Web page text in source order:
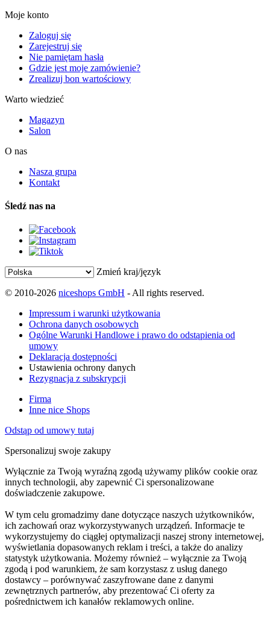
Moje konto
Zaloguj się
Zarejestruj się
Nie pamiętam hasła
Gdzie jest moje zamówienie?
Zrealizuj bon wartościowy
Warto wiedzieć
Magazyn
Salon
O nas
Nasza grupa
Kontakt
Śledź nas na
Zmień kraj/język
© 2010-2026 niceshops GmbH - All rights reserved.
Impressum i warunki użytkowania
Ochrona danych osobowych
Ogólne Warunki Handlowe i prawo do odstąpienia od
umowy
Deklaracja dostępności
Ustawienia ochrony danych
Rezygnacja z subskrypcji
Firma
Inne nice Shops
Odstąp od umowy tutaj
Spersonalizuj swoje zakupy
Wyłącznie za Twoją wyraźną zgodą używamy plików cookie oraz
innych technologii, aby zapewnić Ci spersonalizowane
doświadczenie zakupowe.
W tym celu gromadzimy dane dotyczące naszych użytkowników,
ich zachowań oraz wykorzystywanych urządzeń. Informacje te
wykorzystujemy do ciągłej optymalizacji naszej strony internetowej,
wyświetlania dopasowanych reklam i treści, a także do analizy
statystyk użytkowania. Możemy również – wyłącznie za Twoją
zgodą i pod warunkiem, że sam korzystasz z usług danego
dostawcy – porównywać zaszyfrowane dane z danymi
zewnętrznych partnerów, aby prezentować Ci oferty za
pośrednictwem ich kanałów reklamowych online.